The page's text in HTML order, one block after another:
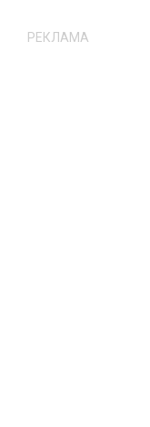
РЕКЛАМА